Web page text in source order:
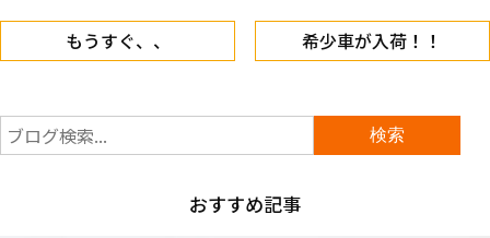
もうすぐ、、 希少車が入荷！！
おすすめ記事